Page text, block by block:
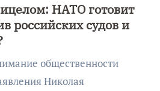
НАТО готовит
российских судов и
Николая